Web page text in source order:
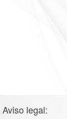
Aviso legal: